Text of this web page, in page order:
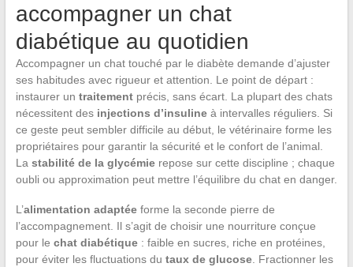
accompagner un chat
diabétique au quotidien
Accompagner un chat touché par le diabète demande d’ajuster
ses habitudes avec rigueur et attention. Le point de départ :
instaurer un traitementprécis, sans écart. La plupart des chats
nécessitent des injections d’insulineà intervalles réguliers. Si
ce geste peut sembler difficile au début, le vétérinaire forme les
propriétaires pour garantir la sécurité et le confort de l’animal.
La stabilité de la glycémierepose sur cette discipline ; chaque
oubli ou approximation peut mettre l’équilibre du chat en danger.
L’alimentation adaptéeforme la seconde pierre de
l’accompagnement. Il s’agit de choisir une nourriture conçue
pour le chat diabétique: faible en sucres, riche en protéines,
pour éviter les fluctuations du taux de glucose. Fractionner les